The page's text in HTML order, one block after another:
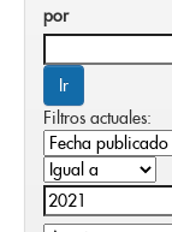
por
Filtros actuales: